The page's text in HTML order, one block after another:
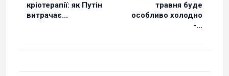
кріотерапії: як Путін
витрачає...
травня буде
особливо холодно
-...